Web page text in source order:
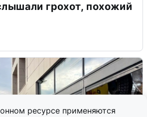
ресурсе применяются
грохот, похожий